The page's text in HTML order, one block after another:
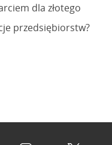
dla złotego
przedsiębiorstw?